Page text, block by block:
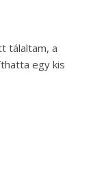
tálaltam, a
egy kis